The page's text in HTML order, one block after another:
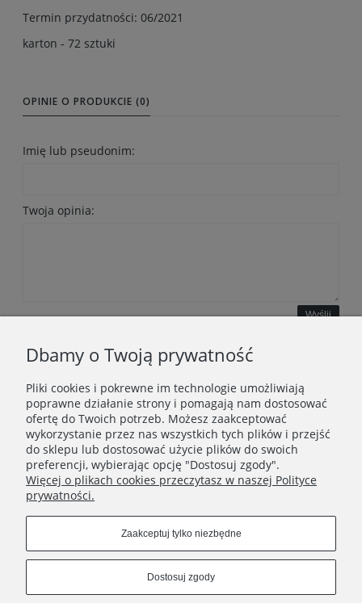
Termin przydatności: 06/2021
karton - 72 sztuki
OPINIE O PRODUKCIE (0)
Imię lub pseudonim:
Twoja opinia:
Wyślij
WAŻNE INFORMACJE
POLECANE STRONY
Dbamy o Twoją prywatność
Pliki cookies i pokrewne im technologie umożliwiają
poprawne działanie strony i pomagają nam dostosować
ofertę do Twoich potrzeb. Możesz zaakceptować
wykorzystanie przez nas wszystkich tych plików i przejść
do sklepu lub dostosować użycie plików do swoich
preferencji, wybierając opcję "Dostosuj zgody".
Więcej o plikach cookies przeczytasz w naszej Polityce
prywatności.
Zaakceptuj tylko niezbędne
Dostosuj zgody